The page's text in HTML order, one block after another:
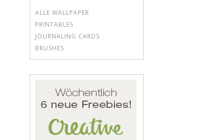
ALLE WALLPAPER
PRINTABLES
JOURNALING CARDS
BRUSHES